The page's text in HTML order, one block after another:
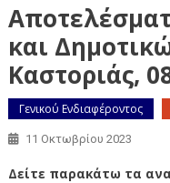
και
Καστοριάς,
Γενικού Ενδιαφέροντος
11 Οκτωβρίου 2023
Δείτε παρακάτω τα